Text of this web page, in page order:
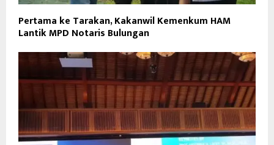
Pertama ke Tarakan, Kakanwil Kemenkum HAM
Lantik MPD Notaris Bulungan